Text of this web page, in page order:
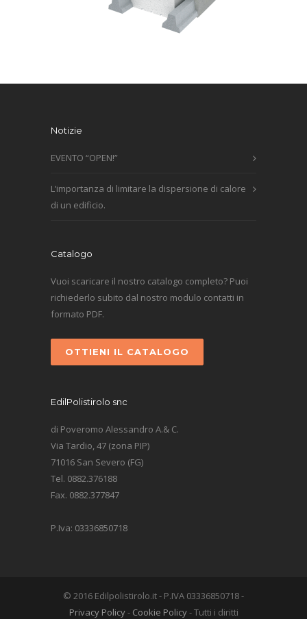
Notizie
EVENTO “OPEN!”
L’importanza di limitare la dispersione di calore
di un edificio.
Catalogo
Vuoi scaricare il nostro catalogo completo? Puoi
richiederlo subito dal nostro modulo contatti in
formato PDF.
OTTIENI IL CATALOGO
EdilPolistirolo snc
di Poveromo Alessandro A.& C.
Via Tardio, 47 (zona PIP)
71016 San Severo (FG)
Tel. 0882.376188
Fax. 0882.377847
P.Iva: 03336850718
© 2016 Edilpolistirolo.it - P.IVA 03336850718 -
Privacy Policy- Cookie Policy- Tutti i diritti